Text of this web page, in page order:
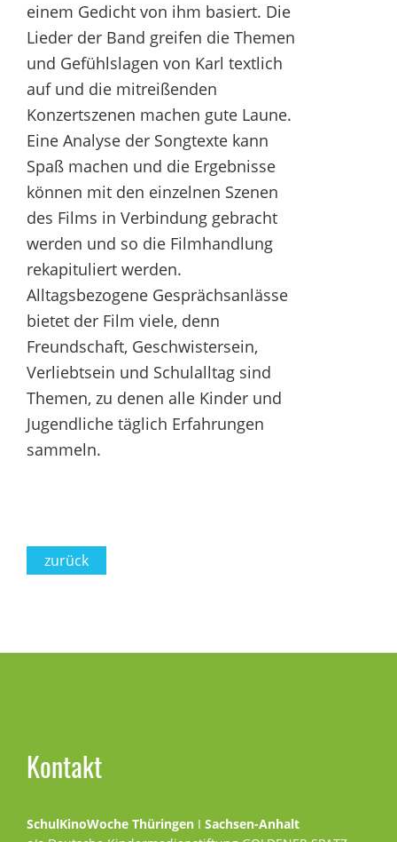
einem Gedicht von ihm basiert. Die
Lieder der Band greifen die Themen
und Gefühlslagen von Karl textlich
auf und die mitreißenden
Konzertszenen machen gute Laune.
Eine Analyse der Songtexte kann
Spaß machen und die Ergebnisse
können mit den einzelnen Szenen
des Films in Verbindung gebracht
werden und so die Filmhandlung
rekapituliert werden.
Alltagsbezogene Gesprächsanlässe
bietet der Film viele, denn
Freundschaft, Geschwistersein,
Verliebtsein und Schulalltag sind
Themen, zu denen alle Kinder und
Jugendliche täglich Erfahrungen
sammeln.
zurück
Kontakt
SchulKinoWoche Thüringen I Sachsen-Anhalt